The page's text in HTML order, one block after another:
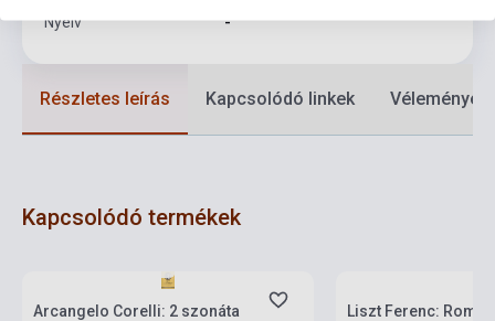
Nyelv -
Részletes leírás Kapcsolódó linkek Vélemények
Kapcsolódó termékek
Arcangelo Corelli: 2 szonáta
Liszt Ferenc: